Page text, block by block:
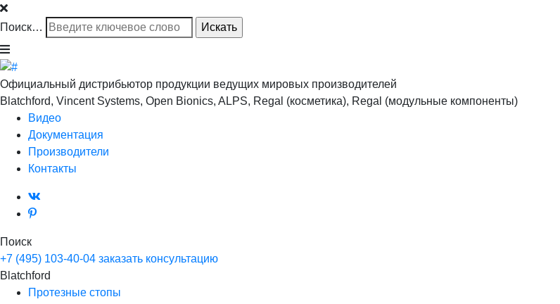
Поиск…
Официальный дистрибьютор продукции ведущих мировых производителей
Blatchford, Vincent Systems, Open Bionics, ALPS, Regal (косметика), Regal (модульные компоненты)
Видео
Документация
Производители
Контакты
Поиск
+7 (495) 103-40-04 заказать консультацию
Blatchford
Протезные стопы